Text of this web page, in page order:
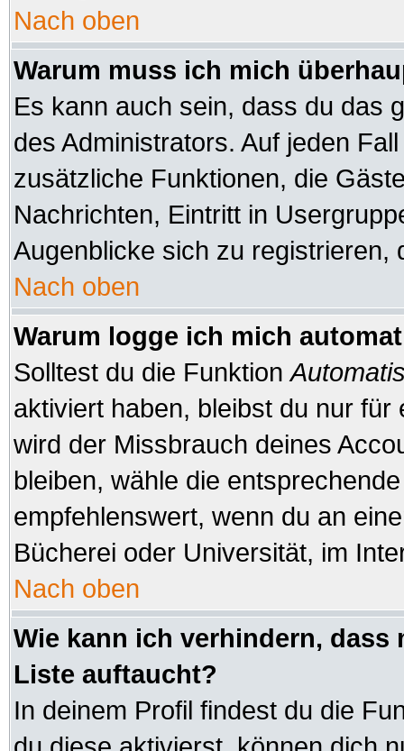
Nach oben
Warum muss ich mich
Es kann auch sein, dass du das
des Administrators. Auf jeden
zusätzliche Funktionen, die
Nachrichten, Eintritt in
Augenblicke sich zu registrieren,
Nach oben
Warum logge ich mich
Solltest du die Funktion
aktiviert haben, bleibst du nur
wird der Missbrauch deines
bleiben, wähle die
empfehlenswert, wenn du an
Bücherei oder Universität, im
Nach oben
Wie kann ich verhindern, dass
Liste auftaucht?
In deinem Profil findest du die